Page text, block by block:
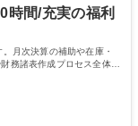
種運転免許普通自動
時間/充実の福利
月次決算の補助や在庫・
務諸表作成プロセス全体の